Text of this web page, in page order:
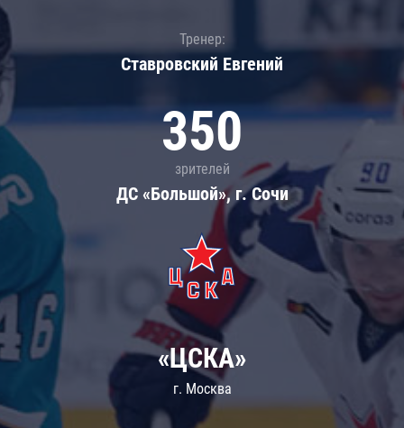
Тренер:
Ставровский Евгений
350
зрителей
ДС «Большой», г. Сочи
«ЦСКА»
г. Москва